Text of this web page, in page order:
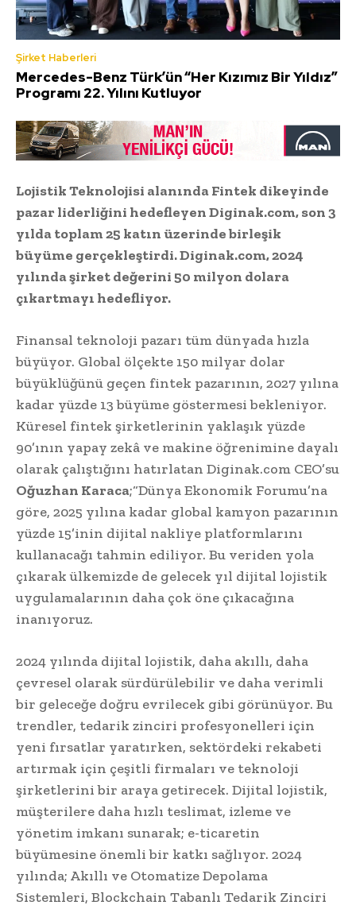
Şirket Haberleri
Mercedes-Benz Türk’ün “Her Kızımız Bir Yıldız”
Programı 22. Yılını Kutluyor
Lojistik Teknolojisi alanında Fintek dikeyinde
pazar liderliğini hedefleyen Diginak.com, son 3
yılda toplam 25 katın üzerinde birleşik
büyüme gerçekleştirdi. Diginak.com, 2024
yılında şirket değerini 50 milyon dolara
çıkartmayı hedefliyor.
Finansal teknoloji pazarı tüm dünyada hızla
büyüyor. Global ölçekte 150 milyar dolar
büyüklüğünü geçen fintek pazarının, 2027 yılına
kadar yüzde 13 büyüme göstermesi bekleniyor.
Küresel fintek şirketlerinin yaklaşık yüzde
90’ının yapay zekâ ve makine öğrenimine dayalı
olarak çalıştığını hatırlatan Diginak.com CEO’su
Oğuzhan Karaca;“Dünya Ekonomik Forumu’na
göre, 2025 yılına kadar global kamyon pazarının
yüzde 15’inin dijital nakliye platformlarını
kullanacağı tahmin ediliyor. Bu veriden yola
çıkarak ülkemizde de gelecek yıl dijital lojistik
uygulamalarının daha çok öne çıkacağına
inanıyoruz.
2024 yılında dijital lojistik, daha akıllı, daha
çevresel olarak sürdürülebilir ve daha verimli
bir geleceğe doğru evrilecek gibi görünüyor. Bu
trendler, tedarik zinciri profesyonelleri için
yeni fırsatlar yaratırken, sektördeki rekabeti
artırmak için çeşitli firmaları ve teknoloji
şirketlerini bir araya getirecek. Dijital lojistik,
müşterilere daha hızlı teslimat, izleme ve
yönetim imkanı sunarak; e-ticaretin
büyümesine önemli bir katkı sağlıyor. 2024
yılında; Akıllı ve Otomatize Depolama
Sistemleri, Blockchain Tabanlı Tedarik Zinciri